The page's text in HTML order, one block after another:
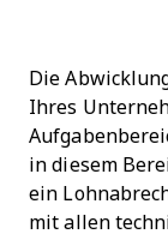
Die
Ihres
in diesem
ein
mit allen